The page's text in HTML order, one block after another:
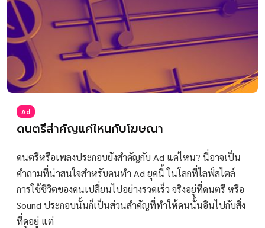
Ad
ดนตรีสำคัญแค่ไหนกับโฆษณา
ดนตรีหรือเพลงประกอบยังสำคัญกับ Ad แค่ไหน? นี่อาจเป็น
คำถามที่น่าสนใจสำหรับคนทำ Ad ยุคนี้ ในโลกที่ไลฟ์สไตล์
การใช้ชีวิตของคนเปลี่ยนไปอย่างรวดเร็ว จริงอยู่ที่ดนตรี หรือ
Sound ประกอบนั้นก็เป็นส่วนสำคัญที่ทำให้คนนั้นอินไปกับสิ่ง
ที่ดูอยู่ แต่